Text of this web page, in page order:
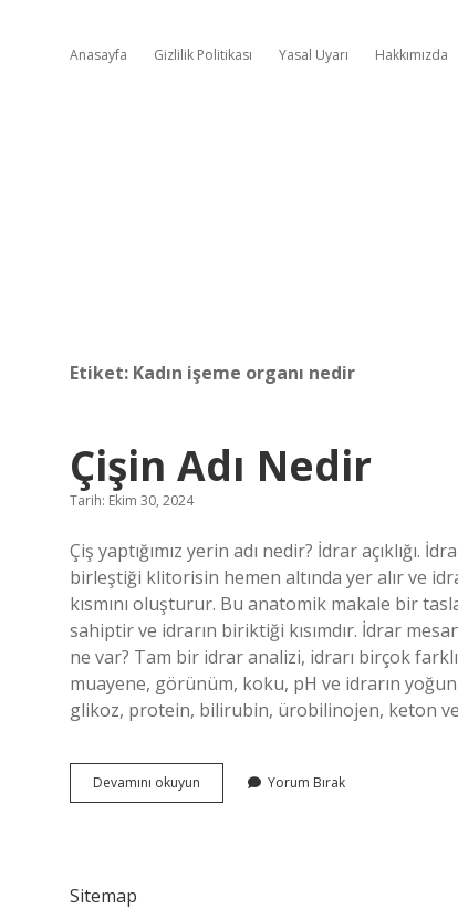
Anasayfa Gizlilik Politikası Yasal Uyarı Hakkımızda
Etiket: Kadın işeme organı nedir
Çişin Adı Nedir
Tarih: Ekim 30, 2024
Çiş yaptığımız yerin adı nedir? İdrar açıklığı.
birleştiği klitorisin hemen altında yer alır ve
kısmını oluşturur. Bu anatomik makale bir
sahiptir ve idrarın biriktiği kısımdır. İdrar
ne var? Tam bir idrar analizi, idrarı birçok
muayene, görünüm, koku, pH ve idrarın
glikoz, protein, bilirubin, ürobilinojen, keton
Devamını okuyun
Adı
Yorum Bırak
Sitemap